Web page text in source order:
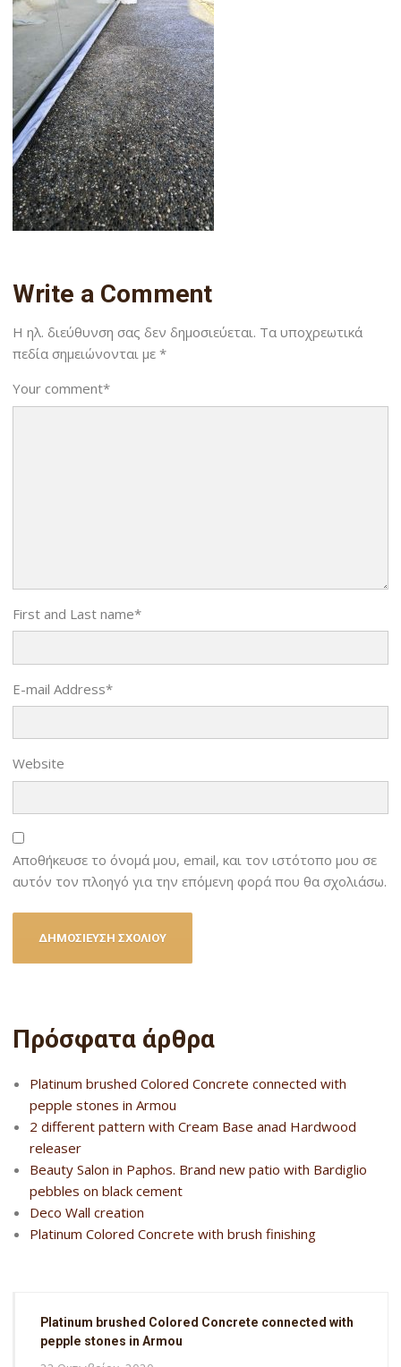
Write a Comment
Η ηλ. διεύθυνση σας δεν δημοσιεύεται. Τα υποχρεωτικά
πεδία σημειώνονται με*
Your comment*
First and Last name*
E-mail Address*
Website
Αποθήκευσε το όνομά μου, email, και τον ιστότοπο μου σε
αυτόν τον πλοηγό για την επόμενη φορά που θα σχολιάσω.
Πρόσφατα άρθρα
Platinum brushed Colored Concrete connected with
pepple stones in Armou
2 different pattern with Cream Base anad Hardwood
releaser
Beauty Salon in Paphos. Brand new patio with Bardiglio
pebbles on black cement
Deco Wall creation
Platinum Colored Concrete with brush finishing
Platinum brushed Colored Concrete connected with
pepple stones in Armou